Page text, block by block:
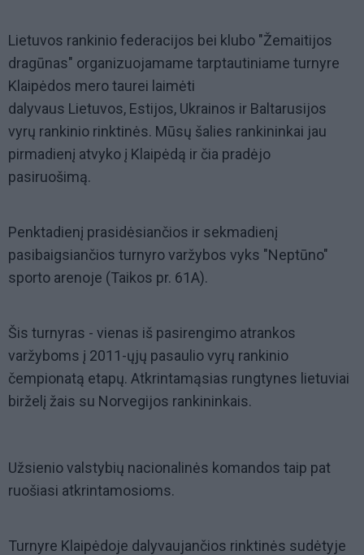
Lietuvos rankinio federacijos bei klubo "Žemaitijos
dragūnas" organizuojamame tarptautiniame turnyre
Klaipėdos mero taurei laimėti
dalyvaus Lietuvos, Estijos, Ukrainos ir Baltarusijos
vyrų rankinio rinktinės. Mūsų šalies rankininkai jau
pirmadienį atvyko į Klaipėdą ir čia pradėjo
pasiruošimą.
Penktadienį prasidėsiančios ir sekmadienį
pasibaigsiančios turnyro varžybos vyks "Neptūno"
sporto arenoje (Taikos pr. 61A).
Šis turnyras - vienas iš pasirengimo atrankos
varžyboms į 2011-ųjų pasaulio vyrų rankinio
čempionatą etapų. Atkrintamąsias rungtynes lietuviai
birželį žais su Norvegijos rankininkais.
Užsienio valstybių nacionalinės komandos taip pat
ruošiasi atkrintamosioms.
Turnyre Klaipėdoje dalyvaujančios rinktinės sudėtyje